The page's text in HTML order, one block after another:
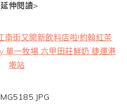
伸閱讀>
南街又開新飲料店啦!約翰紅茶
單一牧場 六甲田莊鮮奶 捷運港
墘站